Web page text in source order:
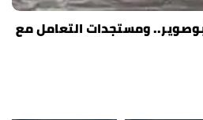
ومستجدات التعامل مع